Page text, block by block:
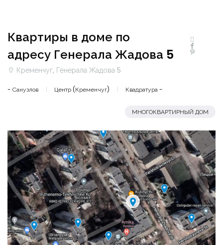
Квартиры в доме по
адресу Генерала Жадова 5
Кременчуг, Генерала Жадова 5
- Санузлов Центр (Кременчуг) Квадратура -
МНОГОКВАРТИРНЫЙ ДОМ